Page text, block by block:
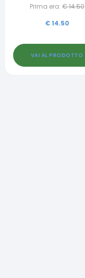
Prima era: €14.50
€14.50
VAI AL PRODOTTO